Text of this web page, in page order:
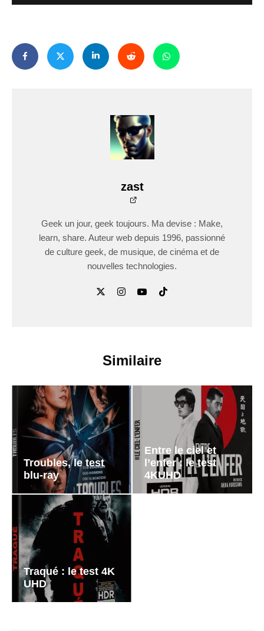
zast
Geek un jour, geek toujours. Ma devise : Make,
learn, share. Auteur web depuis 1996, passionné
de culture geek, de musique, de cinéma et de
nouvelles technologies.
Similaire
Troubles, le test
blu-ray
Entre le ciel et
l’enfer : le test
4KUHD
Traqué : le test 4K
UHD